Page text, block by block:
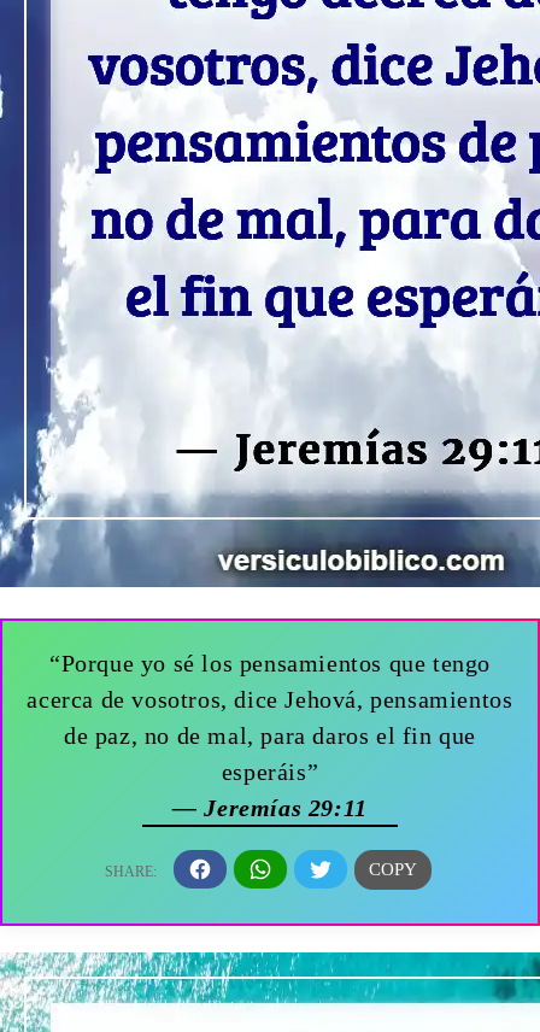
“Porque yo sé los pensamientos que tengo
acerca de vosotros, dice Jehová, pensamientos
de paz, no de mal, para daros el fin que
esperáis”
— Jeremías 29:11